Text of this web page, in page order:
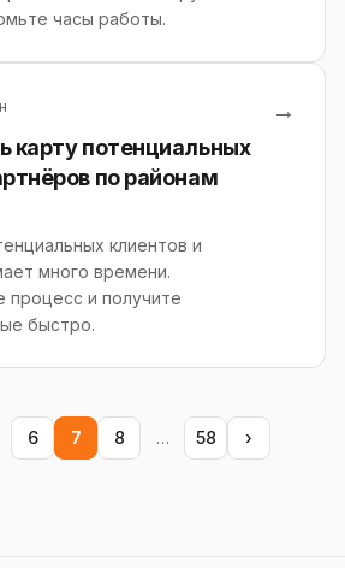
часы работы.
карту потенциальных
по районам
клиентов и
много времени.
процесс и получите
быстро.
→
6 7 8 … 58 ›